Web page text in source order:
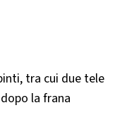
tra cui due tele
la frana